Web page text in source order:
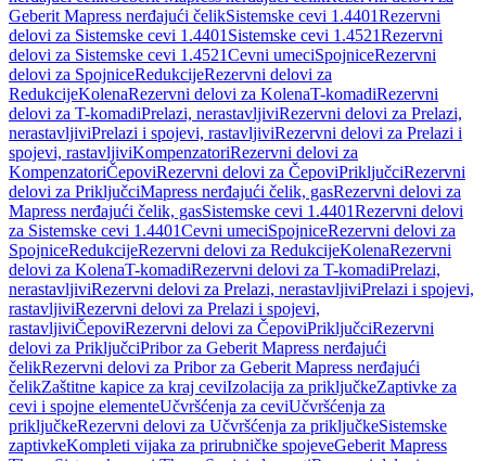
Geberit Mapress nerđajući čelikSistemske cevi 1.4401Rezervni
delovi za Sistemske cevi 1.4401 Sistemske cevi 1.4521Rezervni
delovi za Sistemske cevi 1.4521Cevni umeciSpojniceRezervni
delovi za SpojniceRedukcijeRezervni delovi za
RedukcijeKolenaRezervni delovi za KolenaT-komadiRezervni
delovi za T-komadiPrelazi, nerastavljiviRezervni delovi za Prelazi,
nerastavljiviPrelazi i spojevi, rastavljiviRezervni delovi za Prelazi i
spojevi, rastavljiviKompenzatoriRezervni delovi za
KompenzatoriČepoviRezervni delovi za ČepoviPriključciRezervni
delovi za PriključciMapress nerđajući čelik, gasRezervni delovi za
Mapress nerđajući čelik, gasSistemske cevi 1.4401Rezervni delovi
za Sistemske cevi 1.4401Cevni umeciSpojniceRezervni delovi za
SpojniceRedukcijeRezervni delovi za RedukcijeKolenaRezervni
delovi za KolenaT-komadiRezervni delovi za T-komadiPrelazi,
nerastavljiviRezervni delovi za Prelazi, nerastavljiviPrelazi i spojevi,
rastavljiviRezervni delovi za Prelazi i spojevi,
rastavljiviČepoviRezervni delovi za ČepoviPriključciRezervni
delovi za PriključciPribor za Geberit Mapress nerđajući
čelikRezervni delovi za Pribor za Geberit Mapress nerđajući
čelikZaštitne kapice za kraj ceviIzolacija za priključkeZaptivke za
cevi i spojne elementeUčvršćenja za ceviUčvršćenja za
priključkeRezervni delovi za Učvršćenja za priključkeSistemske
zaptivkeKompleti vijaka za prirubničke spojeveGeberit Mapress